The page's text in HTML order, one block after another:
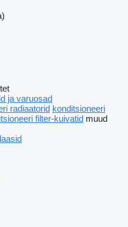
ja varuosad
radiaatorid konditsioneeri
filter-kuivatid muud